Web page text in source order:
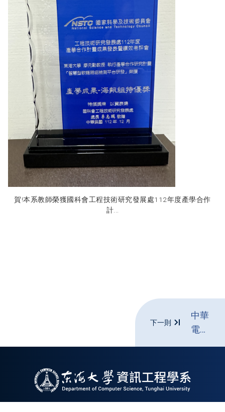
賀!本系教師榮獲國科會工程技術研究發展處112年度產學合作
計...
下一則
中華
電信
機構